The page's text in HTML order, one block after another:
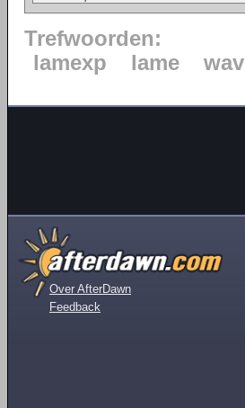
Trefwoorden:
lamexp
lame wav
Over AfterDawn
Feedback